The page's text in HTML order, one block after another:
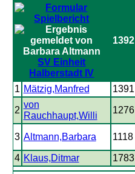
SV Einheit
Halberstadt IV
1392
1 Mätzig,Manfred 1391
2
von
Rauchhaupt,Willi
1276
3 Altmann,Barbara 1118
4 Klaus,Ditmar 1783